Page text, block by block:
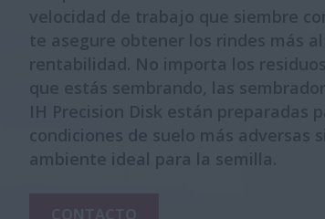
velocidad de trabajo que siembre
te asegure obtener los rindes más
rentabilidad. No importa los
que estás sembrando, las
IH Precision Disk están preparadas
condiciones de suelo más adversas
ambiente ideal para la semilla.